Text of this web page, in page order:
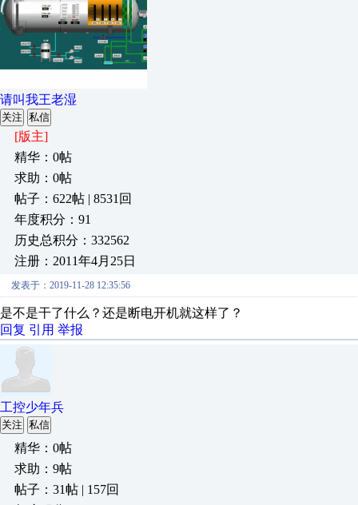
请叫我王老湿
关注 私信
[版主]
精华：0帖
求助：0帖
帖子：622帖 | 8531回
年度积分：91
历史总积分：332562
注册：2011年4月25日
发表于：2019-11-28 12:35:56
是不是干了什么？还是断电开机就这样了？
回复 引用 举报
工控少年兵
关注 私信
精华：0帖
求助：9帖
帖子：31帖 | 157回